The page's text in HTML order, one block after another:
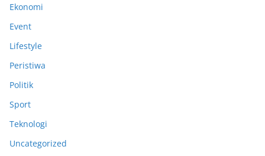
Ekonomi
Event
Lifestyle
Peristiwa
Politik
Sport
Teknologi
Uncategorized